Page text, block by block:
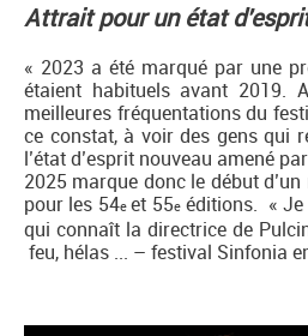
Attrait pour un état
« 2023 a été marqué par une
étaient habituels avant 2019.
meilleures fréquentations du
ce constat, à voir des gens qui
l’état d’esprit nouveau amené
2025 marque donc le début
pour les 54eet 55eéditions. « Je
qui connaît la directrice de
feu, hélas ... – festival Sinfonia